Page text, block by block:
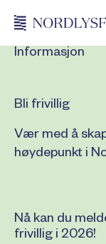
Informasjon
Bli frivillig
Vær med å
høydepunkt i
Nå kan du
frivillig i 2026!